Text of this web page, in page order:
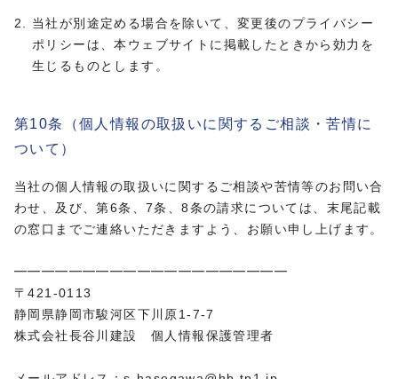
当社が別途定める場合を除いて、変更後のプライバシー
ポリシーは、本ウェブサイトに掲載したときから効力を
生じるものとします。
第10条（個人情報の取扱いに関するご相談・苦情に
ついて）
当社の個人情報の取扱いに関するご相談や苦情等のお問い合
わせ、及び、第6条、7条、8条の請求については、末尾記載
の窓口までご連絡いただきますよう、お願い申し上げます。
━━━━━━━━━━━━━━━━━━━━
〒421-0113
静岡県静岡市駿河区下川原1-7-7
株式会社長谷川建設 個人情報保護管理者